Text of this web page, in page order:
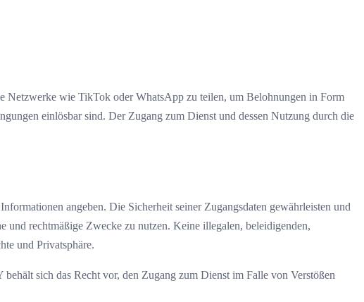
Netzwerke wie TikTok oder WhatsApp zu teilen, um Belohnungen in Form
einlösbar sind. Der Zugang zum Dienst und dessen Nutzung durch die
angeben. Die Sicherheit seiner Zugangsdaten gewährleisten und
rechtmäßige Zwecke zu nutzen. Keine illegalen, beleidigenden,
und Privatsphäre.
sich das Recht vor, den Zugang zum Dienst im Falle von Verstößen